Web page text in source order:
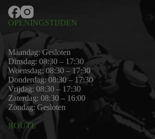
OPENINGSTIJDEN
Maandag: Gesloten
Dinsdag: 08:30 – 17:30
Woensdag: 08:30 – 17:30
Donderdag: 08:30 – 17:30
Vrijdag: 08:30 – 17:30
Zaterdag: 08:30 – 16:00
Zondag: Gesloten
ROUTE